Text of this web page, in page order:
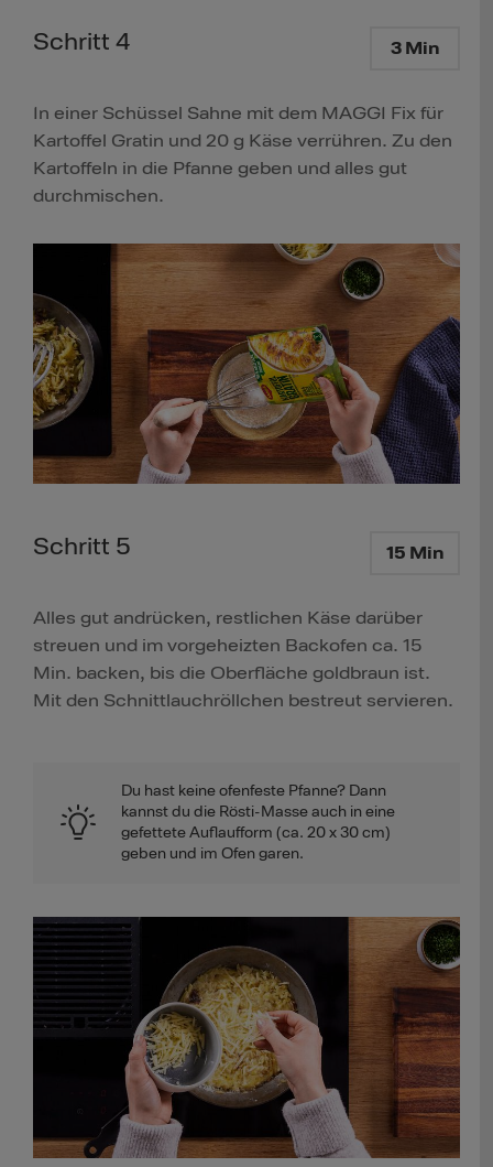
Schritt 4 3 Min
In einer Schüssel Sahne mit dem MAGGI Fix für
Kartoffel Gratin und 20 g Käse verrühren. Zu den
Kartoffeln in die Pfanne geben und alles gut
durchmischen.
Schritt 5 15 Min
Alles gut andrücken, restlichen Käse darüber
streuen und im vorgeheizten Backofen ca. 15
Min. backen, bis die Oberfläche goldbraun ist.
Mit den Schnittlauchröllchen bestreut servieren.
Du hast keine ofenfeste Pfanne? Dann
kannst du die Rösti-Masse auch in eine
gefettete Auflaufform (ca. 20 x 30 cm)
geben und im Ofen garen.